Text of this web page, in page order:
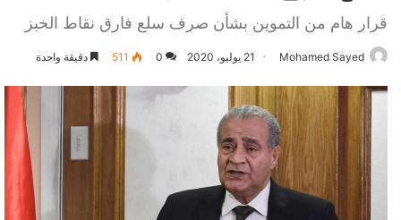
قرار هام من التموين بشأن صرف سلع فارق نقاط الخبز
Mohamed Sayed 21 يوليو، 2020 0
511 دقيقة واحدة